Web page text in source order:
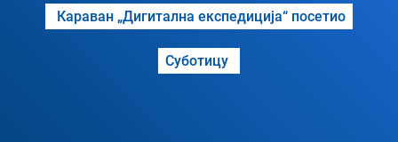
Караван „Дигитална експедиција“ посетио
Суботицу